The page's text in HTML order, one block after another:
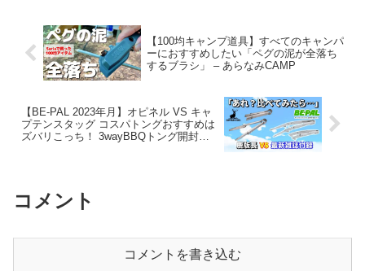
ング】
【100均キャンプ道具】すべてのキャンパ
ーにおすすめしたい「ペグの泥が全落ち
するブラシ」 – あらなみCAMP
【BE-PAL 2023年月】オピネル VS キャ
プテンスタッグ コスパトングおすすめは
ズバリこっち！ 3wayBBQトング開封レ
コメント
コメントを書き込む